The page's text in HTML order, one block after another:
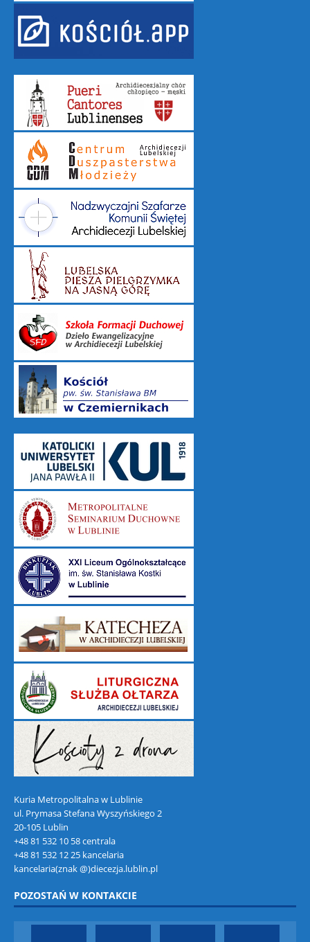
Kuria Metropolitalna w Lublinie
ul. Prymasa Stefana Wyszyńskiego 2
20-105 Lublin
+48 81 532 10 58 centrala
+48 81 532 12 25 kancelaria
kancelaria(znak @)diecezja.lublin.pl
POZOSTAŃ W KONTAKCIE